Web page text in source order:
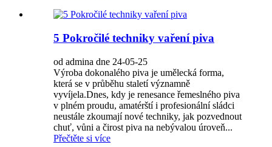
5 Pokročilé techniky vaření piva
od admina dne 24-05-25
Výroba dokonalého piva je umělecká forma,
která se v průběhu staletí významně
vyvíjela.Dnes, kdy je renesance řemeslného piva
v plném proudu, amatérští i profesionální sládci
neustále zkoumají nové techniky, jak pozvednout
chuť, vůni a čirost piva na nebývalou úroveň...
Přečtěte si více